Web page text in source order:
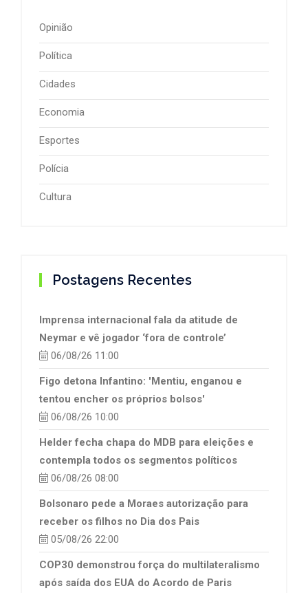
Opinião
Política
Cidades
Economia
Esportes
Polícia
Cultura
Postagens Recentes
Imprensa internacional fala da atitude de
Neymar e vê jogador ‘fora de controle’
06/08/26 11:00
Figo detona Infantino: 'Mentiu, enganou e
tentou encher os próprios bolsos'
06/08/26 10:00
Helder fecha chapa do MDB para eleições e
contempla todos os segmentos políticos
06/08/26 08:00
Bolsonaro pede a Moraes autorização para
receber os filhos no Dia dos Pais
05/08/26 22:00
COP30 demonstrou força do multilateralismo
após saída dos EUA do Acordo de Paris